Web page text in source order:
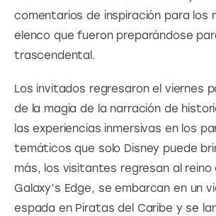
comentarios de inspiración para los
elenco que fueron preparándose
trascendental.
Los invitados regresaron el viernes
de la magia de la narración de
las experiencias inmersivas en los
temáticos que solo Disney puede
más, los visitantes regresan al reino
Galaxy’s Edge, se embarcan en un
espada en Piratas del Caribe y se